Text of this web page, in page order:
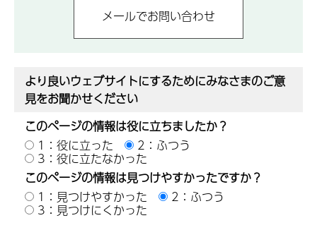
より良いウェブサイトにするためにみなさまのご意
見をお聞かせください
このページの情報は役に立ちましたか？
1：役に立った
2：ふつう
3：役に立たなかった
このページの情報は見つけやすかったですか？
1：見つけやすかった
2：ふつう
3：見つけにくかった